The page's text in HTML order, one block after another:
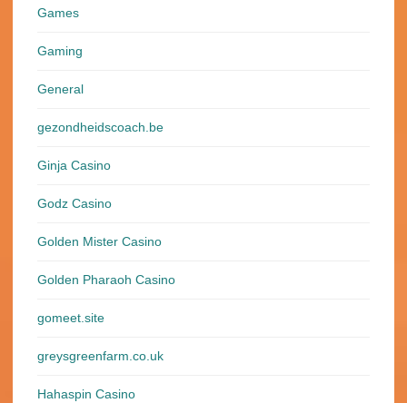
Games
Gaming
General
gezondheidscoach.be
Ginja Casino
Godz Casino
Golden Mister Casino
Golden Pharaoh Casino
gomeet.site
greysgreenfarm.co.uk
Hahaspin Casino